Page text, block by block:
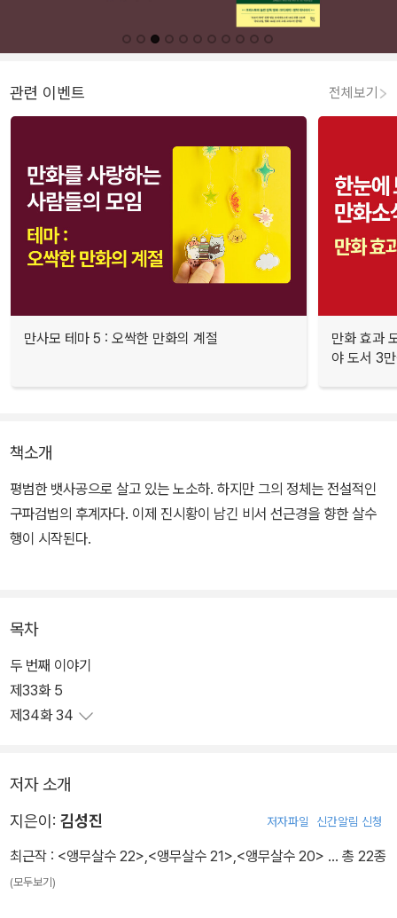
관련 이벤트 전체보기
만사모 테마 5 : 오싹한 만화의 계절
만화 효과
야 도서 3
책소개
평범한 뱃사공으로 살고 있는 노소하. 하지만 그의 정체는 전설적인
구파검법의 후계자다. 이제 진시황이 남긴 비서 선근경을 향한 살수
행이 시작된다.
목차
두 번째 이야기
제33화 5
제34화 34
저자 소개
지은이: 김성진 저자파일 신간알림 신청
최근작 : <앵무살수 22>,<앵무살수 21>,<앵무살수 20> … 총 22종
(모두보기)